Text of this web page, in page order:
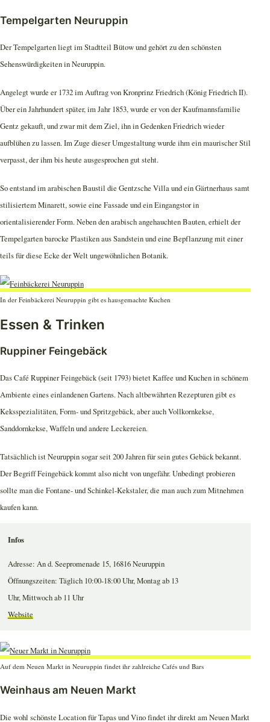
Tempelgarten Neuruppin
Der Tempelgarten liegt im Stadtteil Bütow und gehört zu den schönsten
Sehenswürdigkeiten in Neuruppin.
Angelegt wurde er 1732 im Auftrag von Kronprinz Friedrich (König Friedrich II).
Über ein Jahrhundert später, im Jahr 1853, wurde er von der Kaufmannsfamilie
Gentz gekauft, und zwar mit dem Ziel, ihn in Gedenken Friedrich wieder
aufblühen zu lassen. Im Zuge dieser Umgestaltung wurde ihm ein maurischer Stil
verpasst, der ihm bis heute ausgesprochen gut steht.
So entstand im arabischen Baustil die Gentzsche Villa und ein Gärtnerhaus samt
stilisiertem Minarett, sowie eine Fassade und ein Eingangstor in
orientalisierender Form. Neben den arabisch angehauchten Bauten, erhielt der
Tempelgarten barocke Plastiken aus Sandstein und eine Bepflanzung mit einer
teils für diese Ecke der Welt ungewöhnlichen Botanik.
In der Feinbäckerei Neuruppin gibt es hausgemachte Kuchen
Essen & Trinken
Ruppiner Feingebäck
Das Café Ruppiner Feingebäck (seit 1793) bietet Kaffee und Kuchen in schönem
Ambiente eines einlandenen Gartens. Nach alt­bewährten Rezepturen gibt es
Keksspezialitäten, Form- und Spritzgebäck, aber auch Vollkornkekse,
Sanddornkekse, Waffeln und andere Leckereien.
Tatsächlich ist Neuruppin sogar seit 200 Jahren für sein gutes Gebäck bekannt.
Der Begriff Feingebäck kommt also nicht von ungefähr. Unbedingt probieren
sollte man die Fontane- und Schinkel-Kekstaler, die man auch zum Mitnehmen
kaufen kann.
Infos
Adresse: An d. Seepromenade 15, 16816 Neuruppin
Öffnungszeiten: Täglich 10:00-18:00 Uhr, Montag ab 13
Uhr, Mittwoch ab 11 Uhr
Website
Auf dem Neuen Markt in Neuruppin findet ihr zahlreiche Cafés und Bars
Weinhaus am Neuen Markt
Die wohl schönste Location für Tapas und Vino findet ihr direkt am Neuen Markt